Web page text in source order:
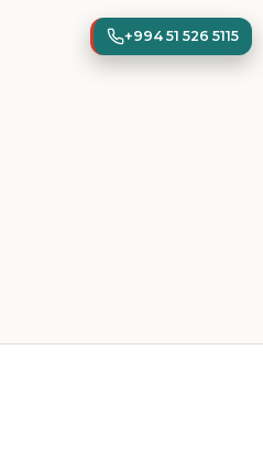
+994 51 526 5115